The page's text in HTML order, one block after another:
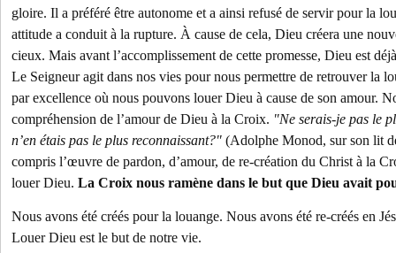
gloire. Il a préféré être autonome et a ainsi refusé de servir pour la
attitude a conduit à la rupture. À cause de cela, Dieu créera une
cieux. Mais avant l’accomplissement de cette promesse, Dieu est
Le Seigneur agit dans nos vies pour nous permettre de retrouver la
par excellence où nous pouvons louer Dieu à cause de son amour.
compréhension de l’amour de Dieu à la Croix. "Ne serais-je pas le
n’en étais pas le plus reconnaissant?" (Adolphe Monod, sur son lit
compris l’œuvre de pardon, d’amour, de re-création du Christ à la
louer Dieu. La Croix nous ramène dans le but que Dieu avait
Nous avons été créés pour la louange. Nous avons été re-créés en
Louer Dieu est le but de notre vie.